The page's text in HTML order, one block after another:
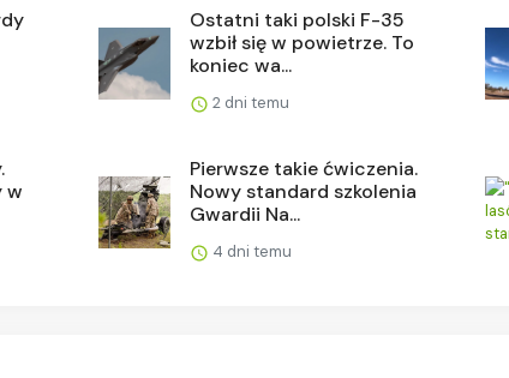
Ostatni taki polski F-35
wzbił się w powietrze. To
koniec wa...
2 dni temu
w
Pierwsze takie ćwiczenia.
Nowy standard szkolenia
Gwardii Na...
4 dni temu